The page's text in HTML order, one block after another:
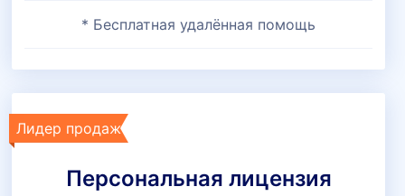
* Бесплатная удалённая помощь
Лидер продаж
Персональная лицензия